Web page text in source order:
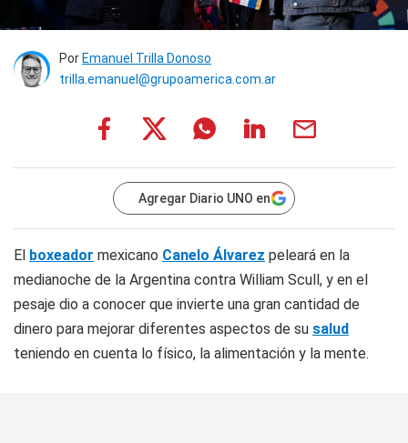
Por Emanuel Trilla Donoso
trilla.emanuel@grupoamerica.com.ar
Agregar Diario UNO en
El boxeador mexicano Canelo Álvarez peleará en la
medianoche de la Argentina contra William Scull, y en el
pesaje dio a conocer que invierte una gran cantidad de
dinero para mejorar diferentes aspectos de su salud
teniendo en cuenta lo físico, la alimentación y la mente.